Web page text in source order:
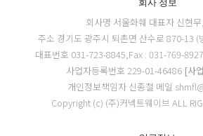
회사 정보
회사명 서울화훼 대표자 신현
주소 경기도 광주시 퇴촌면 산수로 870-13 (
대표번호 031-723-8845,Fax : 031-769-8927
사업자등록번호 229-01-46486 [사
개인정보책임자 신종철 메일
Copyright (c) (주)커넥트웨이브 ALL